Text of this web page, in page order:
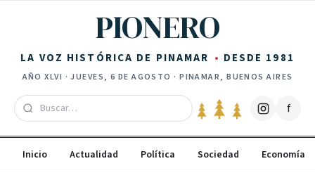
PIONERO
LA VOZ HISTÓRICA DE PINAMAR DESDE 1981
AÑOXLVI ·JUEVES, 6 DE AGOSTO · PINAMAR, BUENOS AIRES
f
Inicio Actualidad Política Sociedad Economía